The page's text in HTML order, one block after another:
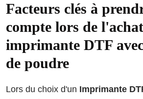
Facteurs clés à
compte lors de
imprimante DTF
de poudre
Lors du choix d'un Imprimante